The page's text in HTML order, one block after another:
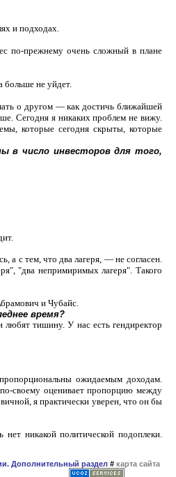
и подходах.
по-прежнему очень сложный в плане
больше не уйдет.
о другом — как достичь ближайшей
Сегодня я никаких проблем не вижу.
которые сегодня скрыты, которые
в число инвесторов для того,
а с тем, что два лагеря, — не согласен.
"два непримиримых лагеря". Такого
и Чубайс.
время?
тишину. У нас есть гендиректор
ожидаемым доходам.
своему оценивает пропорцию между
я практически уверен, что он бы
никакой политической подоплеки.
Дополнительный раздел # карта сайта